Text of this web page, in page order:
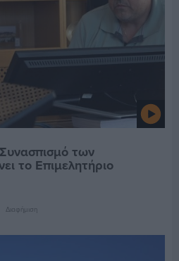
των
το Επιμελητήριο
Διαφήμιση